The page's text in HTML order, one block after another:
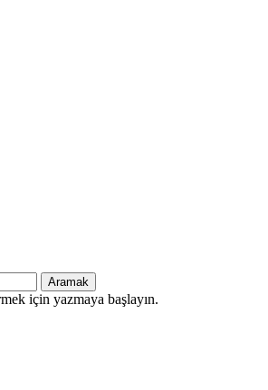
Aramak
için yazmaya başlayın.